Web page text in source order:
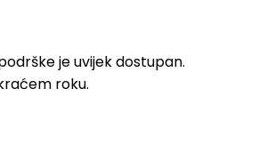
je uvijek dostupan.
roku.